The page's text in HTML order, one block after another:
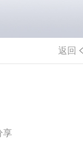
返回
享